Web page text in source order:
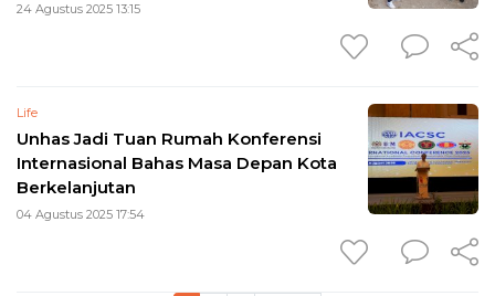
24 Agustus 2025 13:15
Life
Unhas Jadi Tuan Rumah Konferensi
Internasional Bahas Masa Depan Kota
Berkelanjutan
04 Agustus 2025 17:54